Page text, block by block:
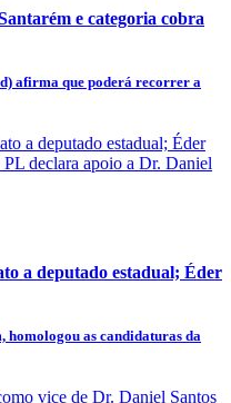
e categoria cobra
afirma que poderá recorrer a
a deputado estadual; Éder
homologou as candidaturas da